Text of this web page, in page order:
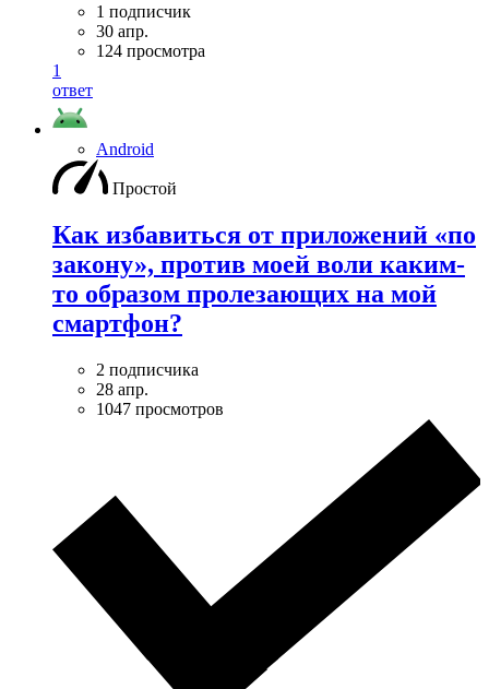
1 подписчик
30 апр.
124 просмотра
1
ответ
Android
Простой
Как избавиться от приложений «по
закону», против моей воли каким-
то образом пролезающих на мой
смартфон?
2 подписчика
28 апр.
1047 просмотров